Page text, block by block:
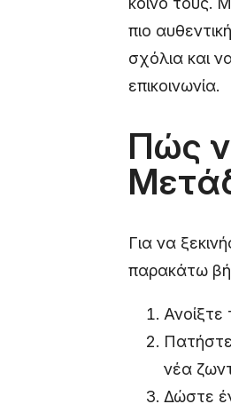
πιο
σχόλια και
επικοινωνία.
Πώς
Για να
παρακάτω
νέα
Δώστε